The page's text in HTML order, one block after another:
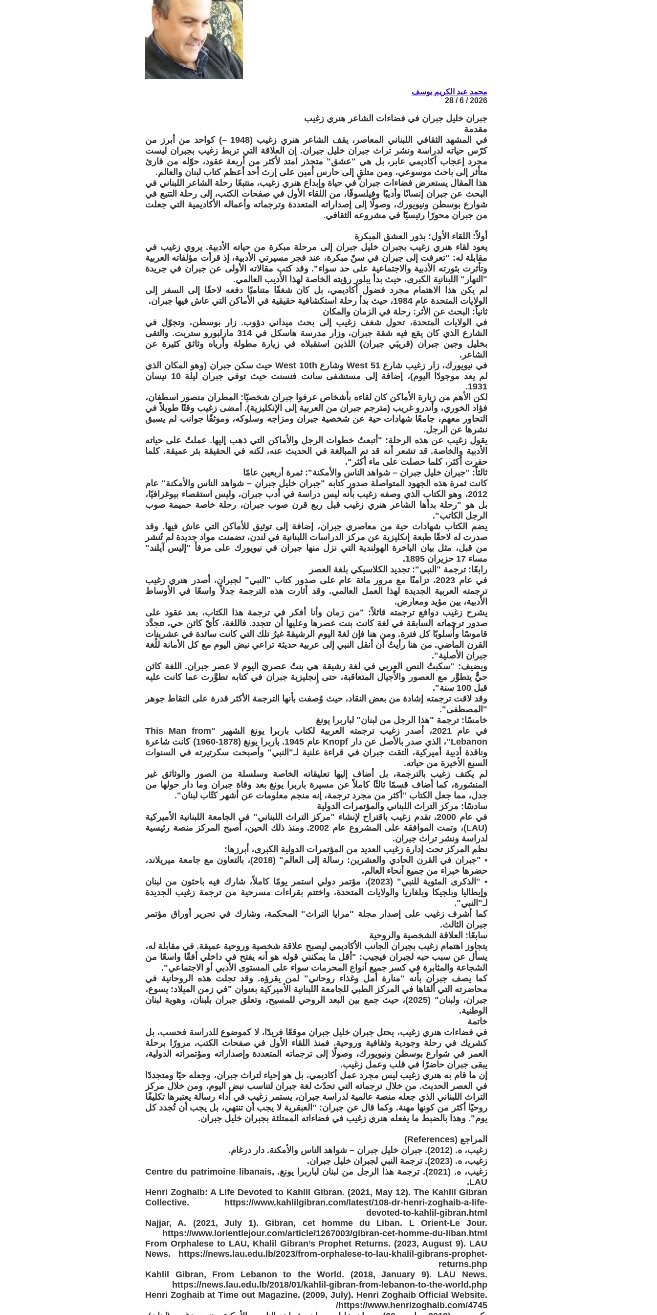
محمد عبد الكريم يوسف
2026 / 6 / 28
جبران خليل جبران في فضاءات الشاعر هنري زغيب
مقدمة
في المشهد الثقافي اللبناني المعاصر، يقف الشاعر هنري زغيب (1948 –) كواحد من أبرز من
كرّس حياته لدراسة ونشر تراث جبران خليل جبران. إن العلاقة التي تربط زغيب بجبران ليست
مجرد إعجاب أكاديمي عابر، بل هي "عشق" متجذر امتد لأكثر من أربعة عقود، حوّله من قارئ
متأثر إلى باحث موسوعي، ومن متلقٍ إلى حارس أمين على إرث أحد أعظم كتاب لبنان والعالم.
هذا المقال يستعرض فضاءات جبران في حياة وإبداع هنري زغيب، متتبعًا رحلة الشاعر اللبناني في
البحث عن جبران إنسانًا وأديبًا وفيلسوفًا، من اللقاء الأول في صفحات الكتب، إلى رحلة التتبع في
شوارع بوسطن ونيويورك، وصولًا إلى إصداراته المتعددة وترجماته وأعماله الأكاديمية التي جعلت
من جبران محورًا رئيسيًا في مشروعه الثقافي.
أولاً: اللقاء الأول: بذور العشق المبكرة
يعود لقاء هنري زغيب بجبران خليل جبران إلى مرحلة مبكرة من حياته الأدبية. يروي زغيب في
مقابلة له: "تعرفت إلى جبران في سنّ مبكرة، عند فجر مسيرتي الأدبية، إذ قرأت مؤلفاته العربية
وتأثرت بثورته الأدبية والاجتماعية على حد سواء". وقد كتب مقالاته الأولى عن جبران في جريدة
"النهار" اللبنانية الكبرى، حيث بدأ يبلور رؤيته الخاصة لهذا الأديب العالمي.
لم يكن هذا الاهتمام مجرد فضول أكاديمي، بل كان شغفًا متناميًا دفعه لاحقًا إلى السفر إلى
الولايات المتحدة عام 1984، حيث بدأ رحلة استكشافية حقيقية في الأماكن التي عاش فيها جبران.
ثانياً: البحث عن الأثر: رحلة في الزمان والمكان
في الولايات المتحدة، تحول شغف زغيب إلى بحث ميداني دؤوب. زار بوسطن، وتجوّل في
الشارع الذي كان يقع فيه شقة جبران، وزار مدرسة هاسكل في 314 مارلبورو ستريت. والتقى
بخليل وجين جبران (قريبَي جبران) اللذين استقبلاه في زيارة مطولة وأرياه وثائق كثيرة عن
الشاعر.
في نيويورك، زار زغيب شارع West 51 وشارع West 10th حيث سكن جبران (وهو المكان الذي
لم يعد موجودًا اليوم)، إضافة إلى مستشفى سانت فنسنت حيث توفي جبران ليلة 10 نيسان
1931.
لكن الأهم من زيارة الأماكن كان لقاءه بأشخاص عرفوا جبران شخصيًا: المطران منصور اسطفان،
فؤاد الخوري، وأندرو غريب (مترجم جبران من العربية إلى الإنكليزية). أمضى زغيب وقتًا طويلاً في
التحاور معهم، جامعًا شهادات حية عن شخصية جبران ومزاجه وسلوكه، وموثقًا جوانب لم يسبق
نشرها عن الرجل.
يقول زغيب عن هذه الرحلة: "أتبعتُ خطوات الرجل والأماكن التي ذهب إليها. عملتُ على حياته
الأدبية والخاصة. قد تشعر أنه قد تم المبالغة في الحديث عنه، لكنه في الحقيقة بئر عميقة. كلما
حفرت أكثر، كلما حصلت على ماء أكثر".
ثالثاً: "جبران خليل جبران – شواهد الناس والأمكنة": ثمرة أربعين عامًا
كانت ثمرة هذه الجهود المتواصلة صدور كتابه "جبران خليل جبران – شواهد الناس والأمكنة" عام
2012، وهو الكتاب الذي وصفه زغيب بأنه ليس دراسة في أدب جبران، وليس استقصاء بيوغرافيًا،
بل هو "رحلة بدأها الشاعر هنري زغيب قبل ربع قرن صوب جبران، رحلة خاصة حميمة صوب
الرجل الكاتب".
يضم الكتاب شهادات حية من معاصري جبران، إضافة إلى توثيق للأماكن التي عاش فيها. وقد
صدرت له لاحقًا طبعة إنكليزية عن مركز الدراسات اللبنانية في لندن، تضمنت مواد جديدة لم تُنشر
من قبل، مثل بيان الباخرة الهولندية التي نزل منها جبران في نيويورك على مرفأ "إليس آيلند"
مساء 17 حزيران 1895.
رابعًا: ترجمة "النبي": تجديد الكلاسيكي بلغة العصر
في عام 2023، تزامنًا مع مرور مائة عام على صدور كتاب "النبي" لجبران، أصدر هنري زغيب
ترجمته العربية الجديدة لهذا العمل العالمي. وقد أثارت هذه الترجمة جدلاً واسعًا في الأوساط
الأدبية، بين مؤيد ومعارض.
يشرح زغيب دوافع ترجمته قائلاً: "من زمان وأنا أفكر في ترجمة هذا الكتاب، بعد عقود على
صدور ترجماته السابقة في لغة كانت بنت عصرها وعليها أن تتجدد. فاللغة، كأيّ كائن حي، تتجدَّد
قاموسًا وأُسلوبًا كل فترة. ومن هنا فإن لغةَ اليوم الرشيقةَ غيرُ تلك التي كانت سائدة في عشرينات
القرن الماضي. من هنا رأيتُ أن أنقل النبي إلى عربية حديثة تراعي نبض اليوم مع كل الأمانة للُغة
جبران الأصلية".
ويضيف: "سكبتُ النص العربي في لغة رشيقة هي بنتُ عصريَ اليوم لا عصر جبران. اللغة كائن
حيٌّ يتطوَّر مع العصور والأَجيال المتعاقبة، حتى إِنجليزية جبران في كتابه تطوَّرت عما كانت عليه
قبل 100 سنة".
وقد لاقت ترجمته إشادة من بعض النقاد، حيث وُصفت بأنها الترجمة الأكثر قدرة على التقاط جوهر
"المصطفى".
خامسًا: ترجمة "هذا الرجل من لبنان" لباربرا يونغ
في عام 2021، أصدر زغيب ترجمته العربية لكتاب باربرا يونغ الشهير "This Man from
Lebanon"، الذي صدر بالأصل عن دار Knopf عام 1945. باربرا يونغ (1878-1960) كانت شاعرة
وناقدة أدبية أميركية، التقت جبران في قراءة علنية لـ"النبي" وأصبحت سكرتيرته في السنوات
السبع الأخيرة من حياته.
لم يكتف زغيب بالترجمة، بل أضاف إليها تعليقاته الخاصة وسلسلة من الصور والوثائق غير
المنشورة، كما أضاف قسمًا ثالثًا كاملاً عن مسيرة باربرا يونغ بعد وفاة جبران وما دار حولها من
جدل، مما جعل الكتاب "أكثر من مجرد ترجمة، إنه منجم معلومات عن أشهر كتّاب لبنان".
سادسًا: مركز التراث اللبناني والمؤتمرات الدولية
في عام 2000، تقدم زغيب باقتراح لإنشاء "مركز التراث اللبناني" في الجامعة اللبنانية الأميركية
(LAU)، وتمت الموافقة على المشروع عام 2002. ومنذ ذلك الحين، أصبح المركز منصة رئيسية
لدراسة ونشر تراث جبران.
نظم المركز تحت إدارة زغيب العديد من المؤتمرات الدولية الكبرى، أبرزها:
• "جبران في القرن الحادي والعشرين: رسالة إلى العالم" (2018)، بالتعاون مع جامعة ميريلاند،
حضرها خبراء من جميع أنحاء العالم.
• "الذكرى المئوية للنبي" (2023)، مؤتمر دولي استمر يومًا كاملاً، شارك فيه باحثون من لبنان
وإيطاليا وبلجيكا وبلغاريا والولايات المتحدة، واختتم بقراءات مسرحية من ترجمة زغيب الجديدة
لـ"النبي".
كما أشرف زغيب على إصدار مجلة "مرايا التراث" المحكمة، وشارك في تحرير أوراق مؤتمر
جبران الثالث.
سابعًا: العلاقة الشخصية والروحية
يتجاوز اهتمام زغيب بجبران الجانب الأكاديمي ليصبح علاقة شخصية وروحية عميقة. في مقابلة له،
يسأل عن سبب حبه لجبران فيجيب: "أقل ما يمكنني قوله هو أنه يفتح في داخلي أفقًا واسعًا من
الشجاعة والمثابرة في كسر جميع أنواع المحرمات سواء على المستوى الأدبي أو الاجتماعي".
كما يصف جبران بأنه "منارة أمل وغذاء روحاني" لمن يقرؤه. وقد تجلت هذه الروحانية في
محاضرته التي ألقاها في المركز الطبي للجامعة اللبنانية الأميركية بعنوان "في زمن الميلاد: يسوع،
جبران، ولبنان" (2025)، حيث جمع بين البعد الروحي للمسيح، وتعلق جبران بلبنان، وهوية لبنان
الوطنية.
خاتمة
في فضاءات هنري زغيب، يحتل جبران خليل جبران موقعًا فريدًا، لا كموضوع للدراسة فحسب، بل
كشريك في رحلة وجودية وثقافية وروحية. فمنذ اللقاء الأول في صفحات الكتب، مرورًا برحلة
العمر في شوارع بوسطن ونيويورك، وصولًا إلى ترجماته المتعددة وإصداراته ومؤتمراته الدولية،
يبقى جبران حاضرًا في قلب وعمل زغيب.
إن ما قام به هنري زغيب ليس مجرد عمل أكاديمي، بل هو إحياء لتراث جبران، وجعله حيًا ومتجددًا
في العصر الحديث. من خلال ترجماته التي تحدّث لغة جبران لتناسب نبض اليوم، ومن خلال مركز
التراث اللبناني الذي جعله منصة عالمية لدراسة جبران، يستمر زغيب في أداء رسالة يعتبرها تكليفًا
روحيًا أكثر من كونها مهنة. وكما قال عن جبران: "العبقرية لا يجب أن تنتهي، بل يجب أن تُجدد كل
يوم". وهذا بالضبط ما يفعله هنري زغيب في فضاءاته الممتلئة بجبران خليل جبران.
المراجع (References)
زغيب، ه. (2012). جبران خليل جبران – شواهد الناس والأمكنة. دار درغام.
زغيب، ه. (2023). ترجمة النبي لجبران خليل جبران.
زغيب، ه. (2021). ترجمة هذا الرجل من لبنان لباربرا يونغ. Centre du patrimoine libanais,
LAU.
Henri Zoghaib: A Life Devoted to Kahlil Gibran. (2021, May 12). The Kahlil Gibran
Collective. https://www.kahlilgibran.com/latest/108-dr-henri-zoghaib-a-life-
devoted-to-kahlil-gibran.html
Najjar, A. (2021, July 1). Gibran, cet homme du Liban. L Orient-Le Jour.
https://www.lorientlejour.com/article/1267003/gibran-cet-homme-du-liban.html
From Orphalese to LAU, Khalil Gibran’s Prophet Returns. (2023, August 9). LAU
News. https://news.lau.edu.lb/2023/from-orphalese-to-lau-khalil-gibrans-prophet-
returns.php
Kahlil Gibran, From Lebanon to the World. (2018, January 9). LAU News.
https://news.lau.edu.lb/2018/01/kahlil-gibran-from-lebanon-to-the-world.php
Henri Zoghaib at Time out Magazine. (2009, July). Henri Zoghaib Official Website.
https://www.henrizoghaib.com/4745/